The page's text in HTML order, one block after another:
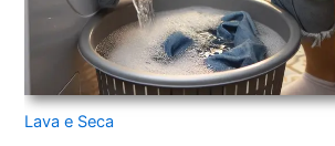
Lava e Seca